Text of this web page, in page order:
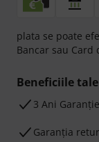
plata se poate
Bancar sau Card
Beneficiile tale
3 Ani
Garanţia